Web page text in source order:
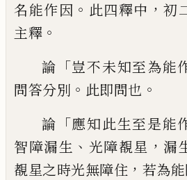
名能作因 。 此四釋中 ，初
主釋 。
論 「豈不未知至為能
問答分別 。 此即問也 。
論 「應知此生至是能
智障漏生 、 光障覩星 ， 漏
覩星之時光無障住 ， 若為能